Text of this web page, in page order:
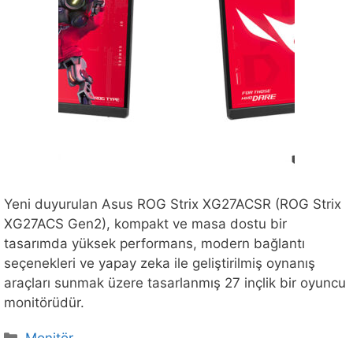
Yeni duyurulan Asus ROG Strix XG27ACSR (ROG Strix
XG27ACS Gen2), kompakt ve masa dostu bir
tasarımda yüksek performans, modern bağlantı
seçenekleri ve yapay zeka ile geliştirilmiş oynanış
araçları sunmak üzere tasarlanmış 27 inçlik bir oyuncu
monitörüdür.